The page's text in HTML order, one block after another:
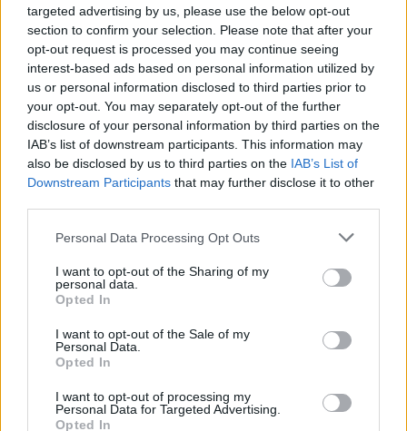
targeted advertising by us, please use the below opt-out
section to confirm your selection. Please note that after your
opt-out request is processed you may continue seeing
interest-based ads based on personal information utilized by
us or personal information disclosed to third parties prior to
your opt-out. You may separately opt-out of the further
disclosure of your personal information by third parties on the
IAB’s list of downstream participants. This information may
also be disclosed by us to third parties on the IAB’s List of
Downstream Participants that may further disclose it to other
Please note that this website/app uses one or more Google
not limited to your visit or usage behaviour. You may click to
grant or deny consent to Google and its third-party tags to
use your data for below specified purposes in below Google
consent section.
Personal Data Processing Opt Outs
I want to opt-out of the Sharing of my
personal data.
Opted In
I want to opt-out of the Sale of my
Personal Data.
Opted In
I want to opt-out of processing my
Personal Data for Targeted Advertising.
Opted In
Controlli all’aeroporto di Olbia, sequestrati
caviale e sabbia rubata
Migliori cliniche di estetica medicale avanzata
in Europa: classifica dei 5 centri di riferimento
pe…
NECROLOGIE